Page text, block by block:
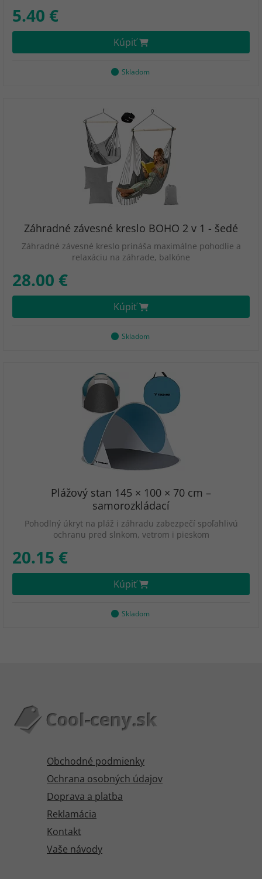
5.40 €
Kúpiť
Skladom
Záhradné závesné kreslo BOHO 2 v 1 - šedé
Záhradné závesné kreslo prináša maximálne pohodlie a
relaxáciu na záhrade, balkóne
28.00 €
Kúpiť
Skladom
Plážový stan 145 × 100 × 70 cm –
samorozkládací
Pohodlný úkryt na pláž i záhradu zabezpečí spoľahlivú
ochranu pred slnkom, vetrom i pieskom
20.15 €
Kúpiť
Skladom
Obchodné podmienky
Ochrana osobných údajov
Doprava a platba
Reklamácia
Kontakt
Vaše návody